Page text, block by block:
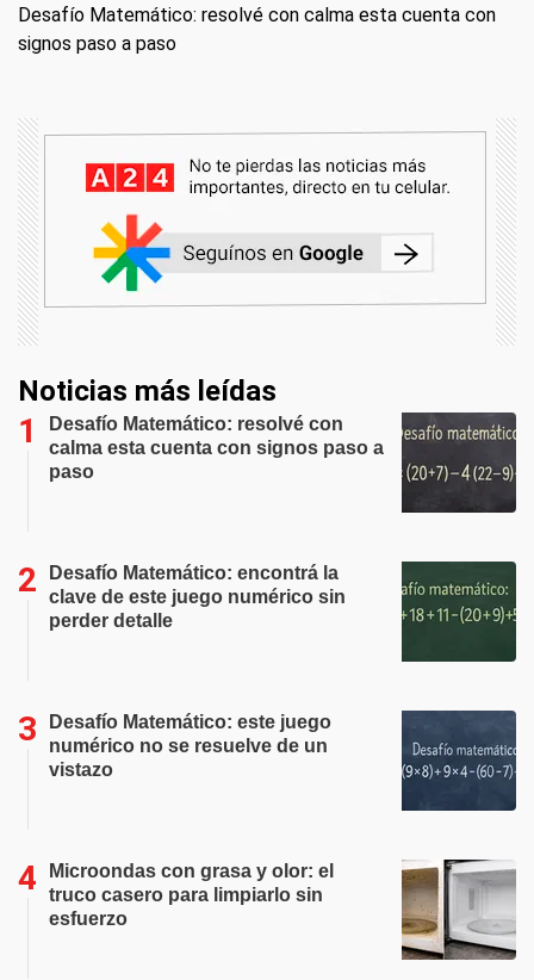
Desafío Matemático: resolvé con calma esta cuenta con
signos paso a paso
Noticias más leídas
Desafío Matemático: resolvé con
calma esta cuenta con signos paso a
paso
Desafío Matemático: encontrá la
clave de este juego numérico sin
perder detalle
Desafío Matemático: este juego
numérico no se resuelve de un
vistazo
Microondas con grasa y olor: el
truco casero para limpiarlo sin
esfuerzo